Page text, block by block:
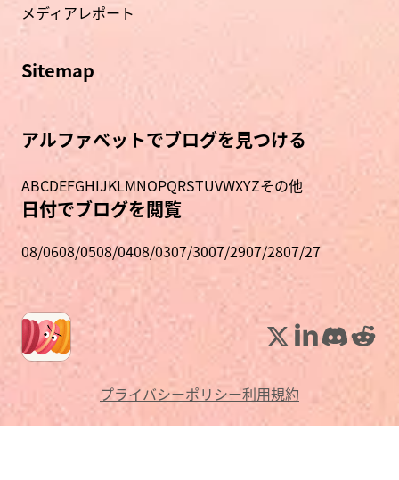
メディアレポート
Sitemap
アルファベットでブログを見つける
ABCDEFGHIJKLMNOPQRSTUVWXYZその他
日付でブログを閲覧
08/0608/0508/0408/0307/3007/2907/2807/27
プライバシーポリシー利用規約